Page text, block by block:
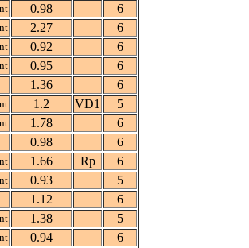
0.98 6
2.27 6
0.92 6
0.95 6
1.36 6
1.2 VD1 5
1.78 6
0.98 6
1.66 Rp 6
0.93 5
1.12 6
1.38 5
0.94 6